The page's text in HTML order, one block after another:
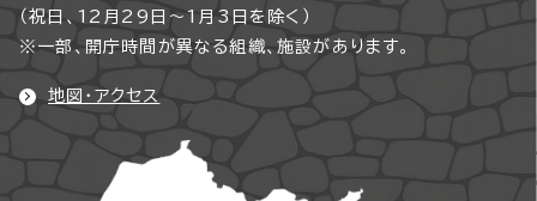
（祝日、12月29日～1月3日を除く）
※一部、開庁時間が異なる組織、施設があります。
地図・アクセス